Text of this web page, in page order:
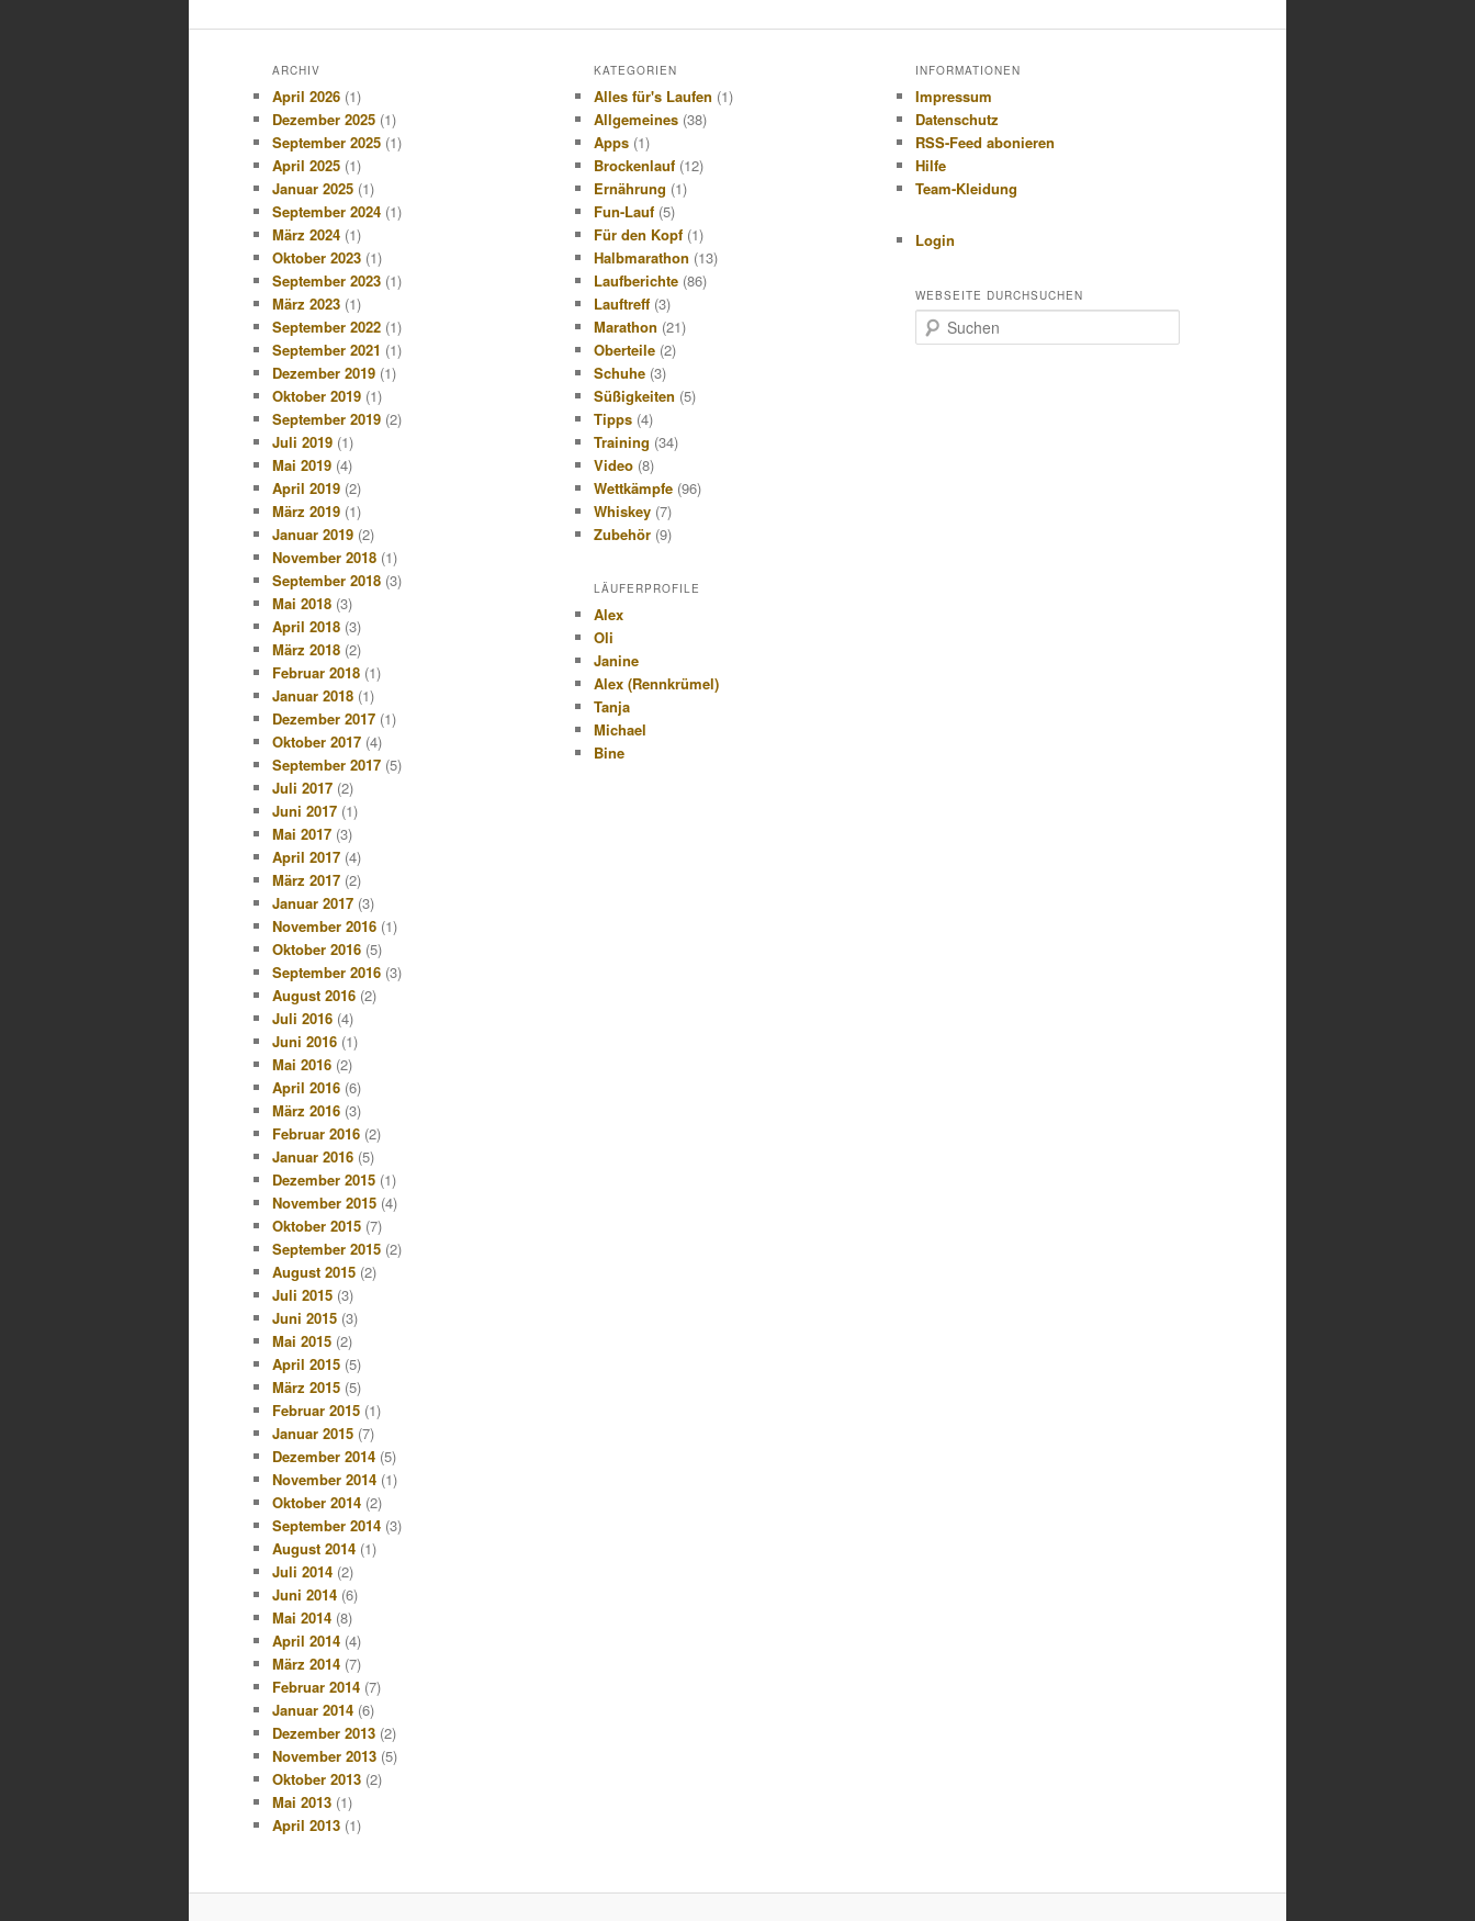
ARCHIV
April 2026 (1)
Dezember 2025 (1)
September 2025 (1)
April 2025 (1)
Januar 2025 (1)
September 2024 (1)
März 2024 (1)
Oktober 2023 (1)
September 2023 (1)
März 2023 (1)
September 2022 (1)
September 2021 (1)
Dezember 2019 (1)
Oktober 2019 (1)
September 2019 (2)
Juli 2019 (1)
Mai 2019 (4)
April 2019 (2)
März 2019 (1)
Januar 2019 (2)
November 2018 (1)
September 2018 (3)
Mai 2018 (3)
April 2018 (3)
März 2018 (2)
Februar 2018 (1)
Januar 2018 (1)
Dezember 2017 (1)
Oktober 2017 (4)
September 2017 (5)
Juli 2017 (2)
Juni 2017 (1)
Mai 2017 (3)
April 2017 (4)
März 2017 (2)
Januar 2017 (3)
November 2016 (1)
Oktober 2016 (5)
September 2016 (3)
August 2016 (2)
Juli 2016 (4)
Juni 2016 (1)
Mai 2016 (2)
April 2016 (6)
März 2016 (3)
Februar 2016 (2)
Januar 2016 (5)
Dezember 2015 (1)
November 2015 (4)
Oktober 2015 (7)
September 2015 (2)
August 2015 (2)
Juli 2015 (3)
Juni 2015 (3)
Mai 2015 (2)
April 2015 (5)
März 2015 (5)
Februar 2015 (1)
Januar 2015 (7)
Dezember 2014 (5)
November 2014 (1)
Oktober 2014 (2)
September 2014 (3)
August 2014 (1)
Juli 2014 (2)
Juni 2014 (6)
Mai 2014 (8)
April 2014 (4)
März 2014 (7)
Februar 2014 (7)
Januar 2014 (6)
Dezember 2013 (2)
November 2013 (5)
Oktober 2013 (2)
Mai 2013 (1)
April 2013 (1)
KATEGORIEN
Alles für's Laufen (1)
Allgemeines(38)
Apps(1)
Brockenlauf(12)
Ernährung (1)
Fun-Lauf(5)
Für den Kopf(1)
Halbmarathon (13)
Laufberichte(86)
Lauftreff(3)
Marathon (21)
Oberteile(2)
Schuhe(3)
Süßigkeiten (5)
Tipps(4)
Training (34)
Video(8)
Wettkämpfe(96)
Whiskey(7)
Zubehör(9)
LÄUFERPROFILE
Alex
Oli
Janine
Alex (Rennkrümel)
Tanja
Michael
Bine
INFORMATIONEN
Impressum
Datenschutz
RSS-Feed abonieren
Hilfe
Team-Kleidung
Login
WEBSEITE DURCHSUCHEN
u